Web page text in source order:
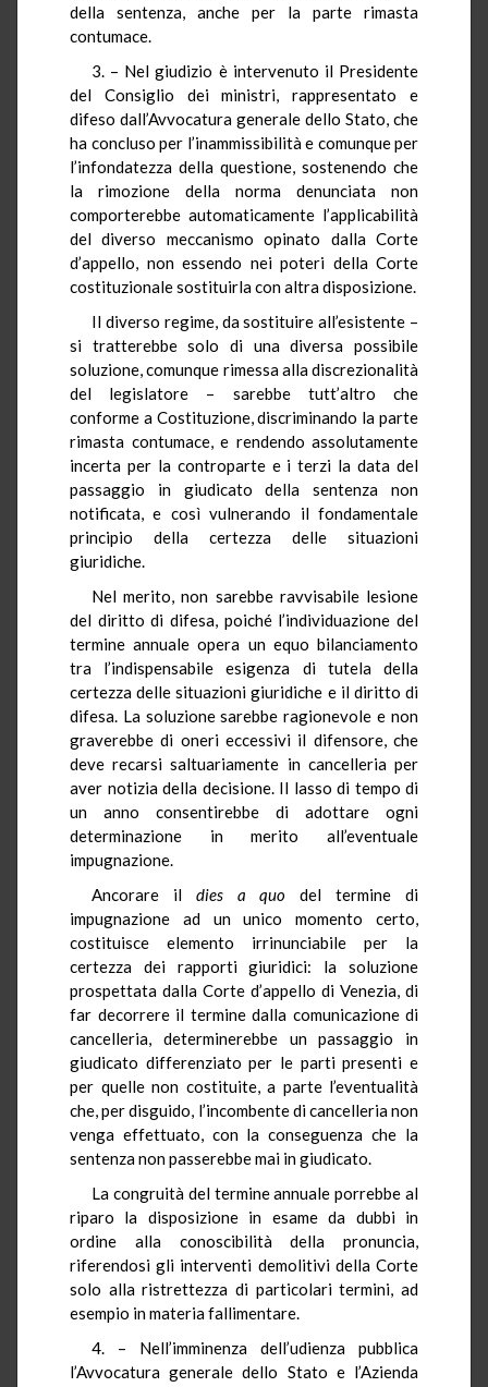
della sentenza, anche per la parte rimasta
contumace.
3. – Nel giudizio è intervenuto il Presidente
del Consiglio dei ministri, rappresentato e
difeso dall’Avvocatura generale dello Stato, che
ha concluso per l’inammissibilità e comunque per
l’infondatezza della questione, sostenendo che
la rimozione della norma denunciata non
comporterebbe automaticamente l’applicabilità
del diverso meccanismo opinato dalla Corte
d’appello, non essendo nei poteri della Corte
costituzionale sostituirla con altra disposizione.
Il diverso regime, da sostituire all’esistente –
si tratterebbe solo di una diversa possibile
soluzione, comunque rimessa alla discrezionalità
del legislatore – sarebbe tutt’altro che
conforme a Costituzione, discriminando la parte
rimasta contumace, e rendendo assolutamente
incerta per la controparte e i terzi la data del
passaggio in giudicato della sentenza non
notificata, e così vulnerando il fondamentale
principio della certezza delle situazioni
giuridiche.
Nel merito, non sarebbe ravvisabile lesione
del diritto di difesa, poiché l’individuazione del
termine annuale opera un equo bilanciamento
tra l’indispensabile esigenza di tutela della
certezza delle situazioni giuridiche e il diritto di
difesa. La soluzione sarebbe ragionevole e non
graverebbe di oneri eccessivi il difensore, che
deve recarsi saltuariamente in cancelleria per
aver notizia della decisione. Il lasso di tempo di
un anno consentirebbe di adottare ogni
determinazione in merito all’eventuale
impugnazione.
Ancorare il diesa quodel termine di
impugnazione ad un unico momento certo,
costituisce elemento irrinunciabile per la
certezza dei rapporti giuridici: la soluzione
prospettata dalla Corte d’appello di Venezia, di
far decorrere il termine dalla comunicazione di
cancelleria, determinerebbe un passaggio in
giudicato differenziato per le parti presenti e
per quelle non costituite, a parte l’eventualità
che, per disguido, l’incombente di cancelleria non
venga effettuato, con la conseguenza che la
sentenza non passerebbe mai in giudicato.
La congruità del termine annuale porrebbe al
riparo la disposizione in esame da dubbi in
ordine alla conoscibilità della pronuncia,
riferendosi gli interventi demolitivi della Corte
solo alla ristrettezza di particolari termini, ad
esempio in materia fallimentare.
4. – Nell’imminenza dell’udienza pubblica
l’Avvocatura generale dello Stato e l’Azienda